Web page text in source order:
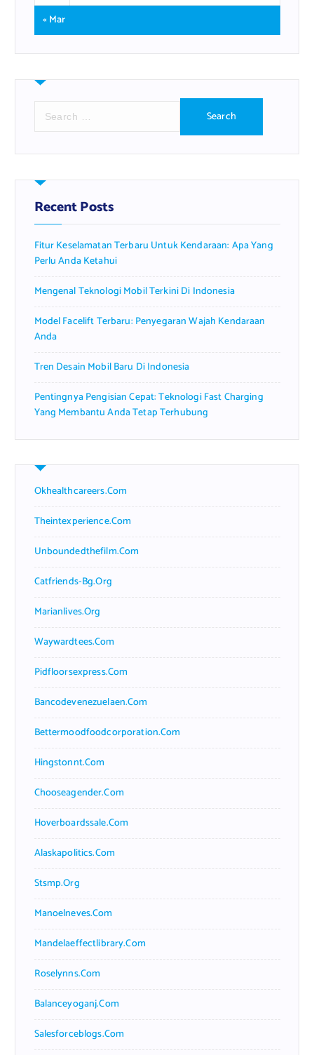
« Mar
r
h
f
o
:
Recent Posts
Fitur Keselamatan Terbaru Untuk Kendaraan: Apa Yang
Perlu Anda Ketahui
Mengenal Teknologi Mobil Terkini Di Indonesia
Model Facelift Terbaru: Penyegaran Wajah Kendaraan
Anda
Tren Desain Mobil Baru Di Indonesia
Pentingnya Pengisian Cepat: Teknologi Fast Charging
Yang Membantu Anda Tetap Terhubung
Okhealthcareers.com
Theintexperience.com
Unboundedthefilm.com
Catfriends-Bg.org
Marianlives.org
Waywardtees.com
Pidfloorsexpress.com
Bancodevenezuelaen.com
Bettermoodfoodcorporation.com
Hingstonnt.com
Chooseagender.com
Hoverboardssale.com
Alaskapolitics.com
Stsmp.org
Manoelneves.com
Mandelaeffectlibrary.com
Roselynns.com
Balanceyoganj.com
Salesforceblogs.com